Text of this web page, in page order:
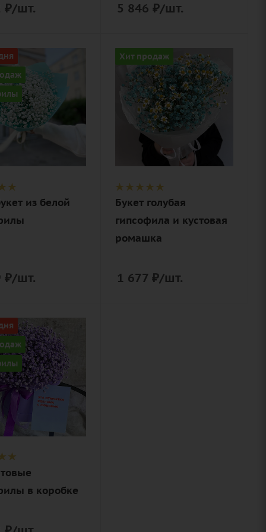
₽/шт. 5 846 ₽/шт.
из белой
₽/шт.
Хит продаж
Цвет
белый,
голубой
Описание
гипсофилы,
танацетум
(полевая
ромашка),
дизайнерская
упаковка
Букет голубая
гипсофила и кустовая
ромашка
1 677₽/шт.
в коробке